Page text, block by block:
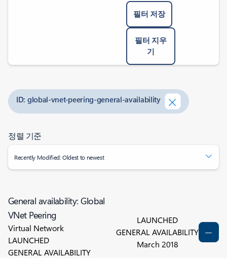
필터 저장
필터 지우
기
ID: global-vnet-peering-general-availability
정렬 기준
Recently Modified: Oldest to newest
General availability: Global
VNet Peering
Virtual Network
LAUNCHED
GENERAL AVAILABILITY
LAUNCHED
GENERAL AVAILABILITY
March 2018